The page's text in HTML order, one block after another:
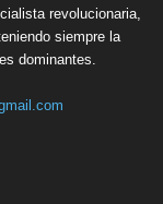
revolucionaria,
siempre la
dominantes.